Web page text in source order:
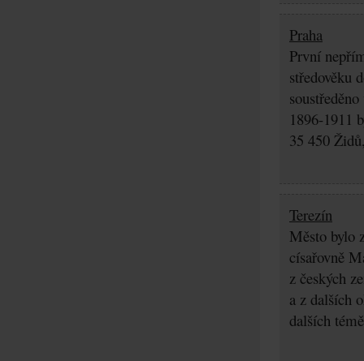
Praha
První
středověku
1896-1911
35 450
Terezín
Město bylo
císařovně
z českých
a z dalších
dalších